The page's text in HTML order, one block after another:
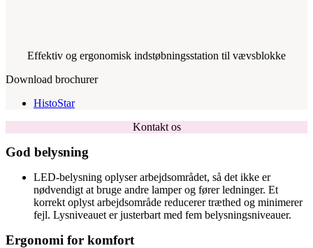
Effektiv og ergonomisk indstøbningsstation til vævsblokke
Download brochurer
HistoStar
Kontakt os
God belysning
LED-belysning oplyser arbejdsområdet, så det ikke er
nødvendigt at bruge andre lamper og fører ledninger. Et
korrekt oplyst arbejdsområde reducerer træthed og minimerer
fejl. Lysniveauet er justerbart med fem belysningsniveauer.
Ergonomi for komfort